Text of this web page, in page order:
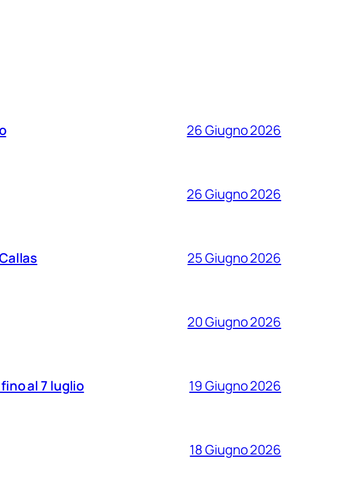
26 Giugno 2026
26 Giugno 2026
25 Giugno 2026
20 Giugno 2026
al 7 luglio 19 Giugno 2026
18 Giugno 2026